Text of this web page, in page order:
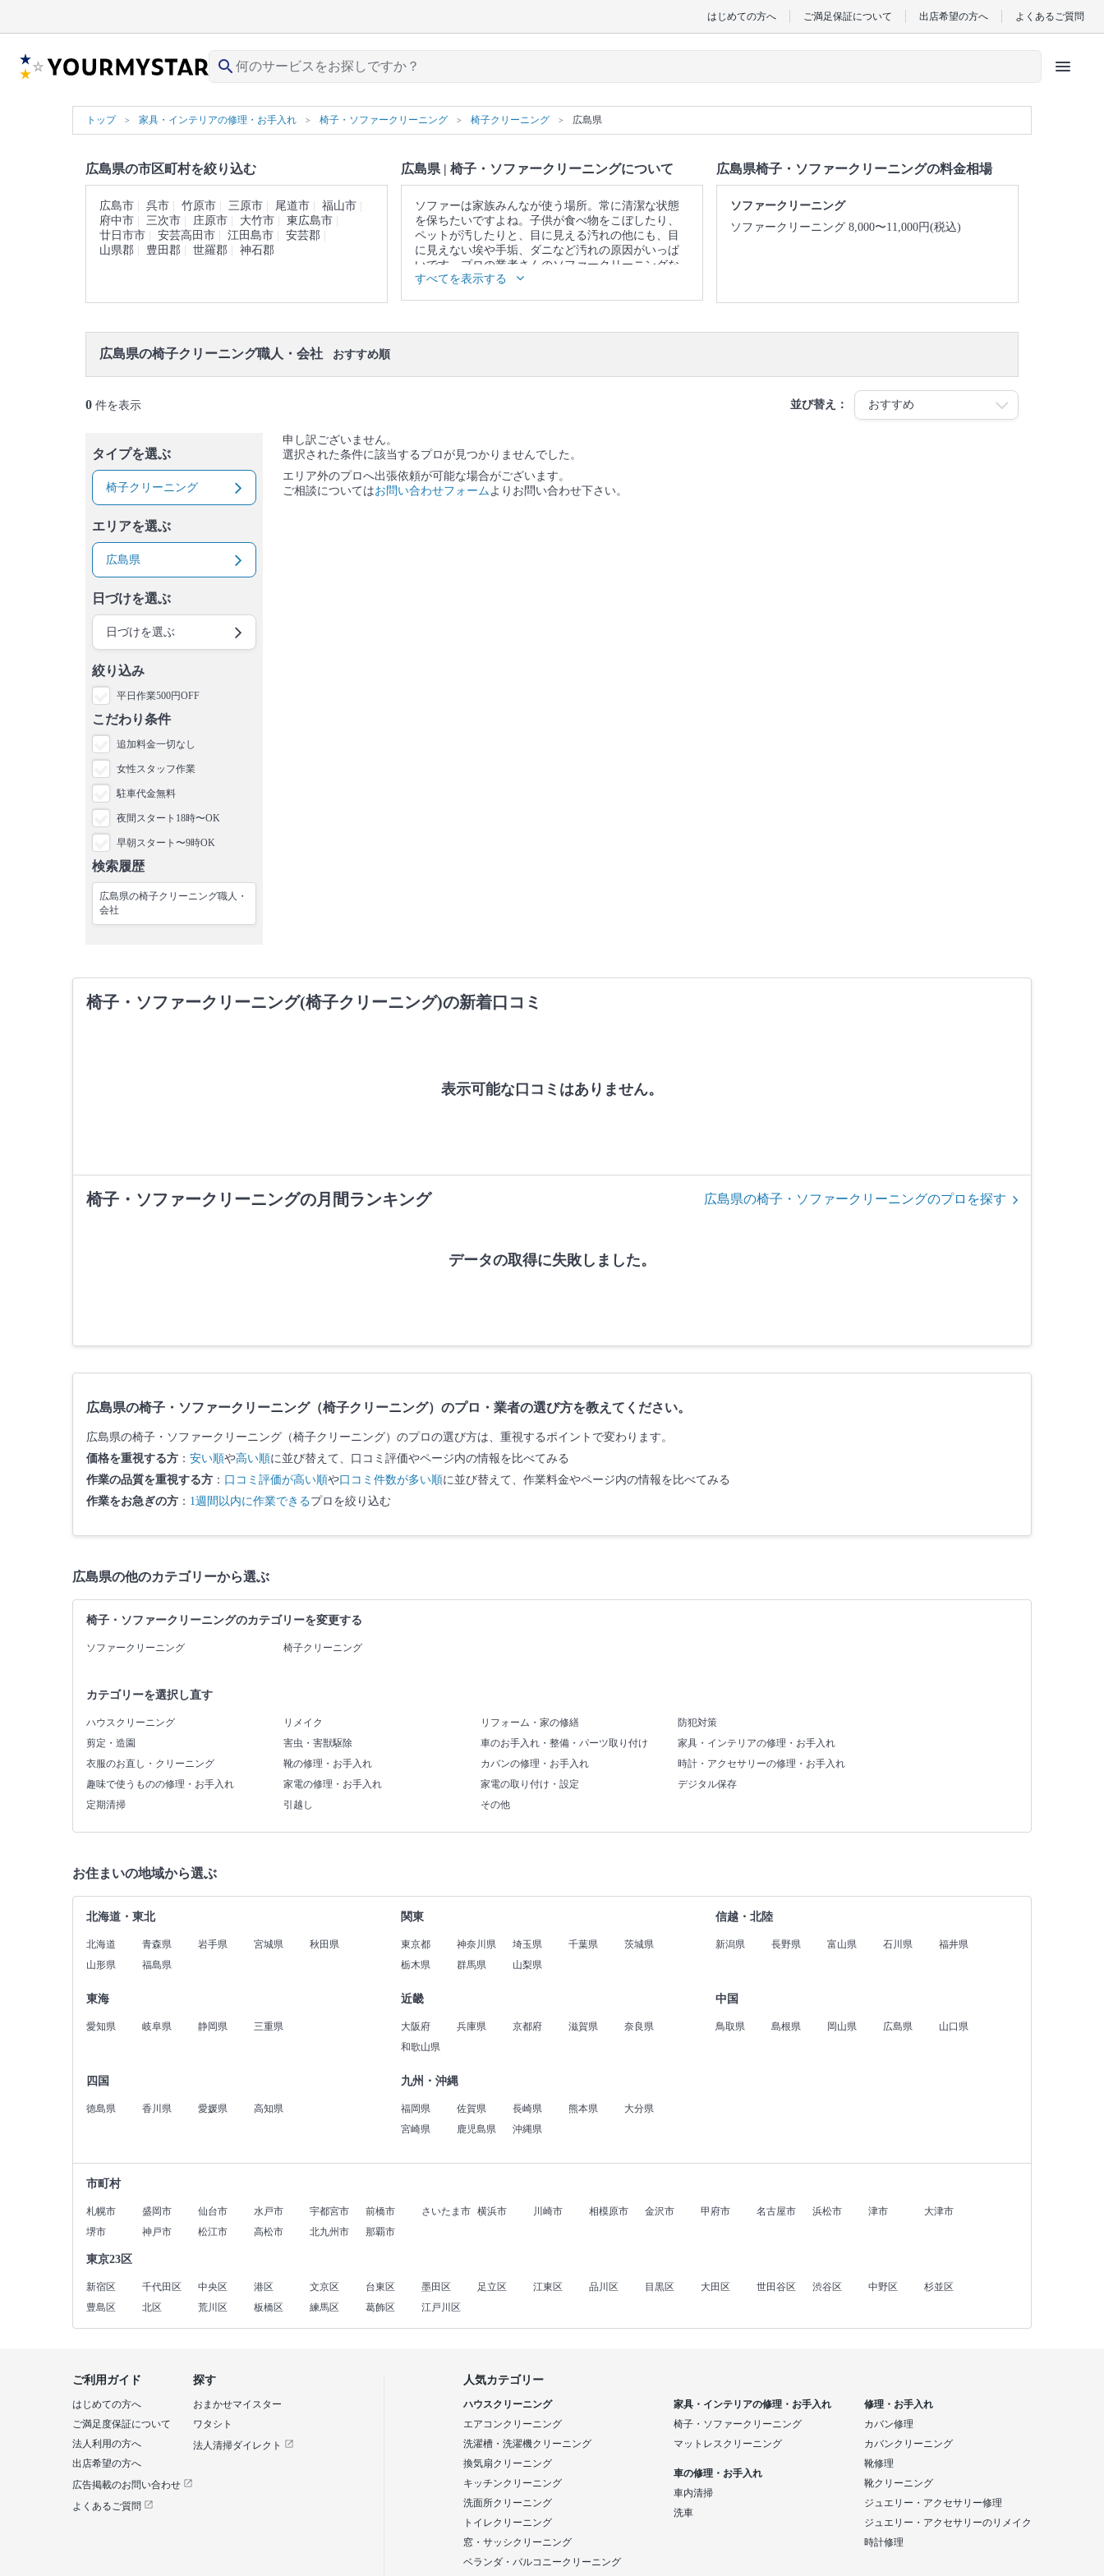
はじめての方へ ご満足保証について 出店希望の方へ よくあるご質問
search menu
トップ 家具・インテリアの修理・お手入れ 椅子・ソファークリーニング 椅子クリーニング 広島県
広島県の市区町村を絞り込む
広島市 呉市 竹原市 三原市 尾道市
福山市
府中市
三次市 庄原市 大竹市
東広島市
廿日市市
安芸高田市 江田島市
安芸郡
山県郡
豊田郡 世羅郡 神石郡
広島県 | 椅子・ソファークリーニングについて
ソファーは家族みんなが使う場所。常に清潔な状態
を保ちたいですよね。子供が食べ物をこぼしたり、
ペットが汚したりと、目に見える汚れの他にも、目
に見えない埃や手垢、ダニなど汚れの原因がいっぱ
いです。プロの業者さんのソファークリーニングな
ら、落ちないと思っていたシミや臭い、ダニや雑菌
※本ページでは一部プロモーションを含む場合があ
ります。
すべてを表示する
広島県椅子・ソファークリーニングの料金相場
ソファークリーニング
ソファークリーニング 8,000〜11,000円(税込)
広島県の椅子クリーニング職人・会社 おすすめ順
0 件を表示 並び替え：
タイプを選ぶ
椅子クリーニング
エリアを選ぶ
広島県
日づけを選ぶ
日づけを選ぶ
絞り込み
平日作業500円OFF
こだわり条件
追加料金一切なし
女性スタッフ作業
駐車代金無料
夜間スタート18時〜OK
早朝スタート〜9時OK
検索履歴
広島県の椅子クリーニング職人・
会社
申し訳ございません。
選択された条件に該当するプロが見つかりませんでした。
エリア外のプロへ出張依頼が可能な場合がございます。
ご相談についてはお問い合わせフォームよりお問い合わせ下さい。
椅子・ソファークリーニング(椅子クリーニング)の新着口コミ
表示可能な口コミはありません。
椅子・ソファークリーニングの月間ランキング 広島県の椅子・ソファークリーニングのプロを探す
データの取得に失敗しました。
広島県の椅子・ソファークリーニング（椅子クリーニング）のプロ・業者の選び方を教えてください。
広島県の椅子・ソファークリーニング（椅子クリーニング）のプロの選び方は、重視するポイントで変わります。
価格を重視する方 ： 安い順や高い順に並び替えて、口コミ評価やページ内の情報を比べてみる
作業の品質を重視する方 ： 口コミ評価が高い順や口コミ件数が多い順に並び替えて、作業料金やページ内の情報を比べてみる
作業をお急ぎの方 ： 1週間以内に作業できるプロを絞り込む
広島県の他のカテゴリーから選ぶ
椅子・ソファークリーニングのカテゴリーを変更する
ソファークリーニング 椅子クリーニング
カテゴリーを選択し直す
ハウスクリーニング リメイク リフォーム・家の修繕
防犯対策
剪定・造園
害虫・害獣駆除 車のお手入れ・整備・パーツ取り付け
家具・インテリアの修理・お手入れ
衣服のお直し・クリーニング
靴の修理・お手入れ カバンの修理・お手入れ
時計・アクセサリーの修理・お手入れ
趣味で使うものの修理・お手入れ
家電の修理・お手入れ 家電の取り付け・設定
デジタル保存
定期清掃
引越し その他
お住まいの地域から選ぶ
北海道・東北
北海道 青森県 岩手県 宮城県
秋田県
山形県
福島県
関東
東京都 神奈川県 埼玉県 千葉県
茨城県
栃木県
群馬県 山梨県
信越・北陸
新潟県 長野県 富山県 石川県 福井県
東海
愛知県 岐阜県 静岡県 三重県
近畿
大阪府 兵庫県 京都府 滋賀県
奈良県
和歌山県
中国
鳥取県 島根県 岡山県 広島県 山口県
四国
徳島県 香川県 愛媛県 高知県
九州・沖縄
福岡県 佐賀県 長崎県 熊本県
大分県
宮崎県
鹿児島県 沖縄県
市町村
札幌市 盛岡市 仙台市 水戸市 宇都宮市 前橋市 さいたま市 横浜市 川崎市 相模原市 金沢市 甲府市 名古屋市 浜松市 津市
大津市
堺市
神戸市 松江市 高松市 北九州市 那覇市
東京23区
新宿区 千代田区 中央区 港区 文京区 台東区 墨田区 足立区 江東区 品川区 目黒区 大田区 世田谷区 渋谷区 中野区
杉並区
豊島区
北区 荒川区 板橋区 練馬区 葛飾区 江戸川区
探す
おまかせマイスター
ワタシト
法人清掃ダイレクト
ご利用ガイド
はじめての方へ
ご満足度保証について
法人利用の方へ
出店希望の方へ
広告掲載のお問い合わせ
よくあるご質問
人気カテゴリー
ハウスクリーニング
エアコンクリーニング
洗濯槽・洗濯機クリーニング
換気扇クリーニング
キッチンクリーニング
洗面所クリーニング
トイレクリーニング
窓・サッシクリーニング
ベランダ・バルコニークリーニング
家具・インテリアの修理・お手入れ
椅子・ソファークリーニング
マットレスクリーニング
車の修理・お手入れ
車内清掃
洗車
修理・お手入れ
カバン修理
カバンクリーニング
靴修理
靴クリーニング
ジュエリー・アクセサリー修理
ジュエリー・アクセサリーのリメイク
時計修理